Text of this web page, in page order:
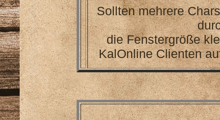
Sollten mehrere
die Fenstergröße
KalOnline Clienten